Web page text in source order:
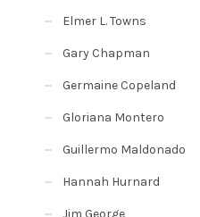
Elmer L. Towns
Gary Chapman
Germaine Copeland
Gloriana Montero
Guillermo Maldonado
Hannah Hurnard
Jim George